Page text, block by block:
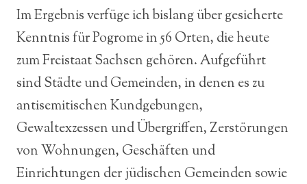
Im Ergebnis verfüge ich bislang über gesicherte
Kenntnis für Pogrome in 56 Orten, die heute
zum Freistaat Sachsen gehören. Aufgeführt
sind Städte und Gemeinden, in denen es zu
antisemitischen Kundgebungen,
Gewaltexzessen und Übergriffen, Zerstörungen
von Wohnungen, Geschäften und
Einrichtungen der jüdischen Gemeinden sowie